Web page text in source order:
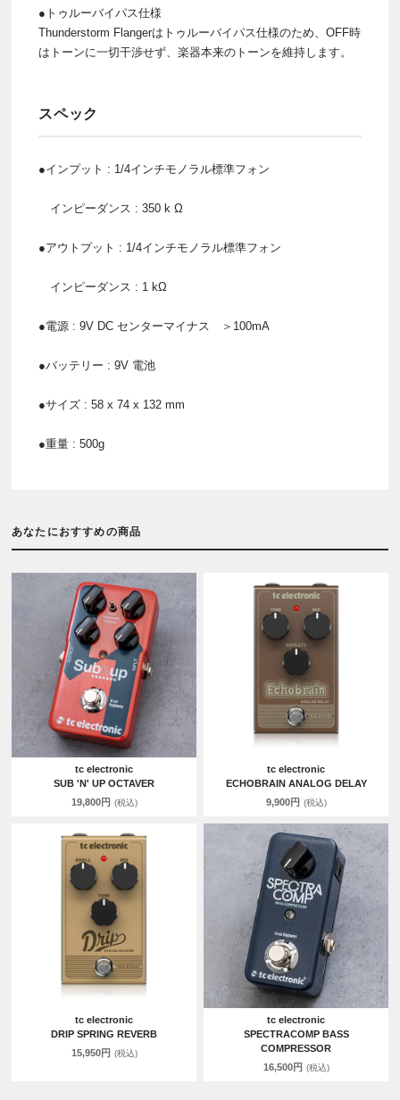
●トゥルーバイパス仕様
Thunderstorm Flangerはトゥルーバイパス仕様のため、OFF時
はトーンに一切干渉せず、楽器本来のトーンを維持します。
スペック
●インプット : 1/4インチモノラル標準フォン
インピーダンス : 350 k Ω
●アウトプット : 1/4インチモノラル標準フォン
インピーダンス : 1 kΩ
●電源 : 9V DC センターマイナス ＞100mA
●バッテリー : 9V 電池
●サイズ : 58 x 74 x 132 mm
●重量 : 500g
あなたにおすすめの商品
tc electronic
SUB 'N' UP OCTAVER
19,800円 (税込)
tc electronic
ECHOBRAIN ANALOG DELAY
9,900円 (税込)
tc electronic
DRIP SPRING REVERB
15,950円 (税込)
tc electronic
SPECTRACOMP BASS
COMPRESSOR
16,500円 (税込)